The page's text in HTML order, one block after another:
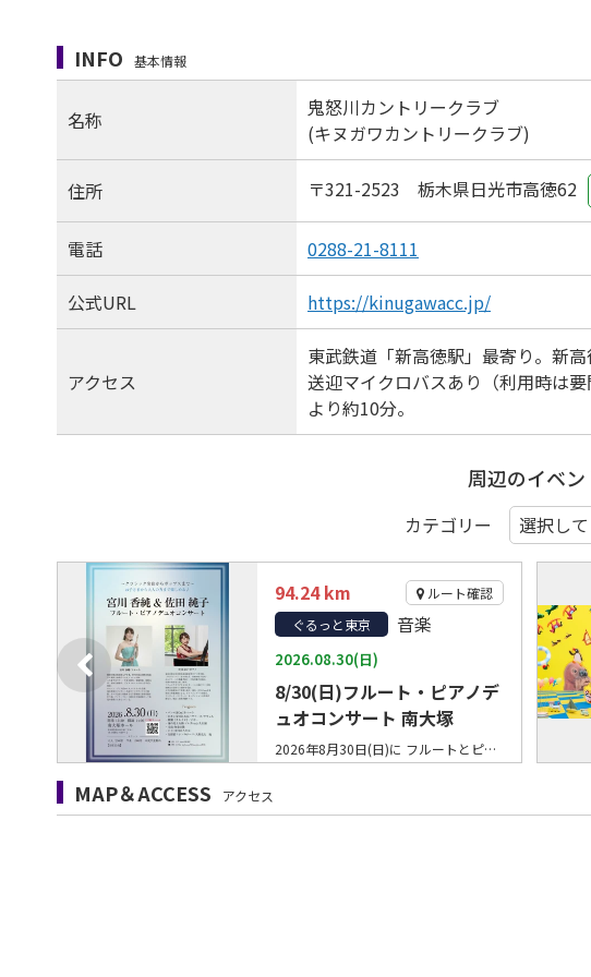
INFO 基本情報
名称
鬼怒川カントリークラブ
(キヌガワカントリークラブ)
住所 〒321-2523 栃木県日光市高徳62
電話 0288-21-8111
公式URL https://kinugawacc.jp/
アクセス
東武鉄道「新高徳駅」最寄り。新
送迎マイクロバスあり（利用時は
より約10分。
周辺のイベン
カテゴリー
94.24 km
ルート確認
ぐるっと東京
音楽
2026.08.30(日)
8/30(日)フルート・ピアノデ
ュオコンサート 南大塚
2026年8月30日(日)に フルートとピアノのデュオコンサートを開催します♪ 聞いたことのあるクラシックからポップスまで幅広いジャンルを演奏します！ 夏休み最後の日曜日に、小さなお子さまから大人の方まで楽しめるプログラムとなっておりますので、 気軽に鑑賞いただければと思います☺️ (定員になり次第終了) ⚫︎場所 南大塚ホール(JR大塚駅より徒歩6分) ⚫︎開場13:30 ⚫︎開演14:00 ⚫︎大人2500円、学生1000円、未就学児無料 ♪プログラム♪ ・パンの笛op.15/ムーケ ・亡き王女のためのパヴァーヌ/ラヴェル ・歌劇「カルメン」/ビゼー ・海の見える街(ジャズver.)/久石譲 ・宝島/和泉宏隆 ・にじ/中川ひろたか ・名探偵コナンのテーマ/大野克夫 その他ピアノソロも演奏します♪ フルート 宮川香純 ピアノ 佐田純子 【抽選で5組10名様ご招待します！(出演者の演奏を初めて聴く方に限ります)8/10締切】 ご予約はお早めに！！ https://forms.gle/L6ngxdtfRr6p4nVj8
MAP＆ACCESS アクセス